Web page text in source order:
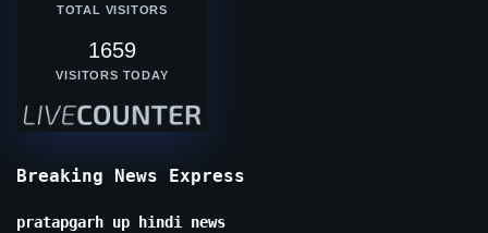
TOTAL VISITORS
1659
VISITORS TODAY
Breaking News Express
pratapgarh up hindi news